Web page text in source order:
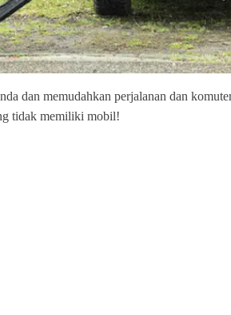
dan memudahkan perjalanan dan
tidak memiliki mobil!